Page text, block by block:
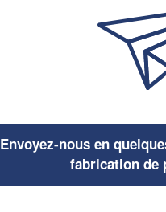
Envoyez-nous en
fabrication de